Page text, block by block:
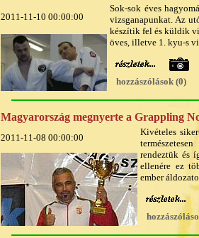
2011-11-10 00:00:00
Sok-sok éves
vizsganapunkat. Az
készítik fel és küldik
öves, illetve 1. kyu-s
hozzászólások (0)
Magyarország megnyerte a Grappling
2011-11-08 00:00:00
Kivételes
rendeztük és
ellenére ez
ember